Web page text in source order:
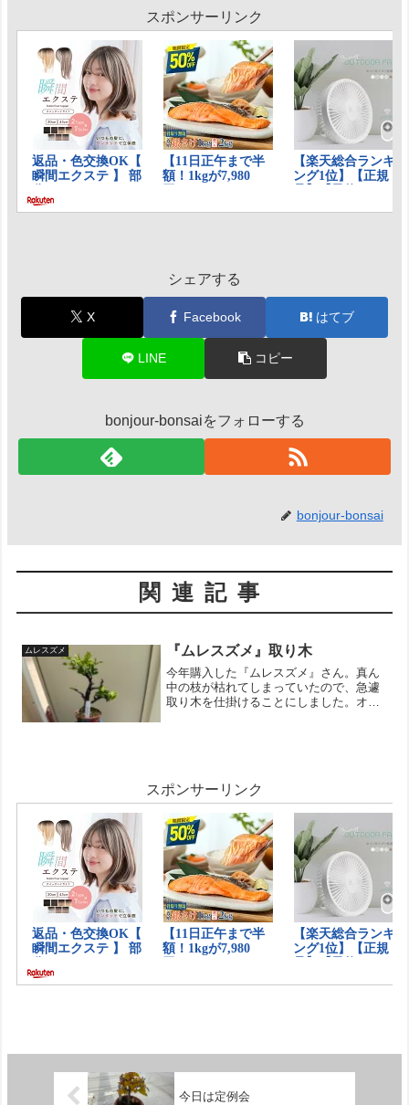
スポンサーリンク
シェアする
X Facebook はてブ
LINE コピー
bonjour-bonsaiをフォローする
bonjour-bonsai
関連記事
ムレスズメ 『ムレスズメ』取り木
今年購入した『ムレスズメ』さん。真ん
中の枝が枯れてしまっていたので、急遽
取り木を仕掛けることにしました。オー
スポンサーリンク
今日は定例会